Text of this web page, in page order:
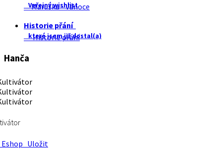
Veřejný wishlist
Maruška - Vánoce
Historie přání
které jsem již dostal(a)
Historie přání
Hanča
Uložit